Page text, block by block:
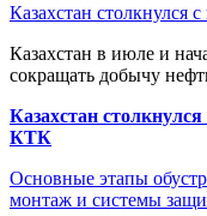
Казахстан столкнулся
Казахстан в июле и
сокращать добычу
Казахстан
КТК
Основные этапы
монтаж и системы